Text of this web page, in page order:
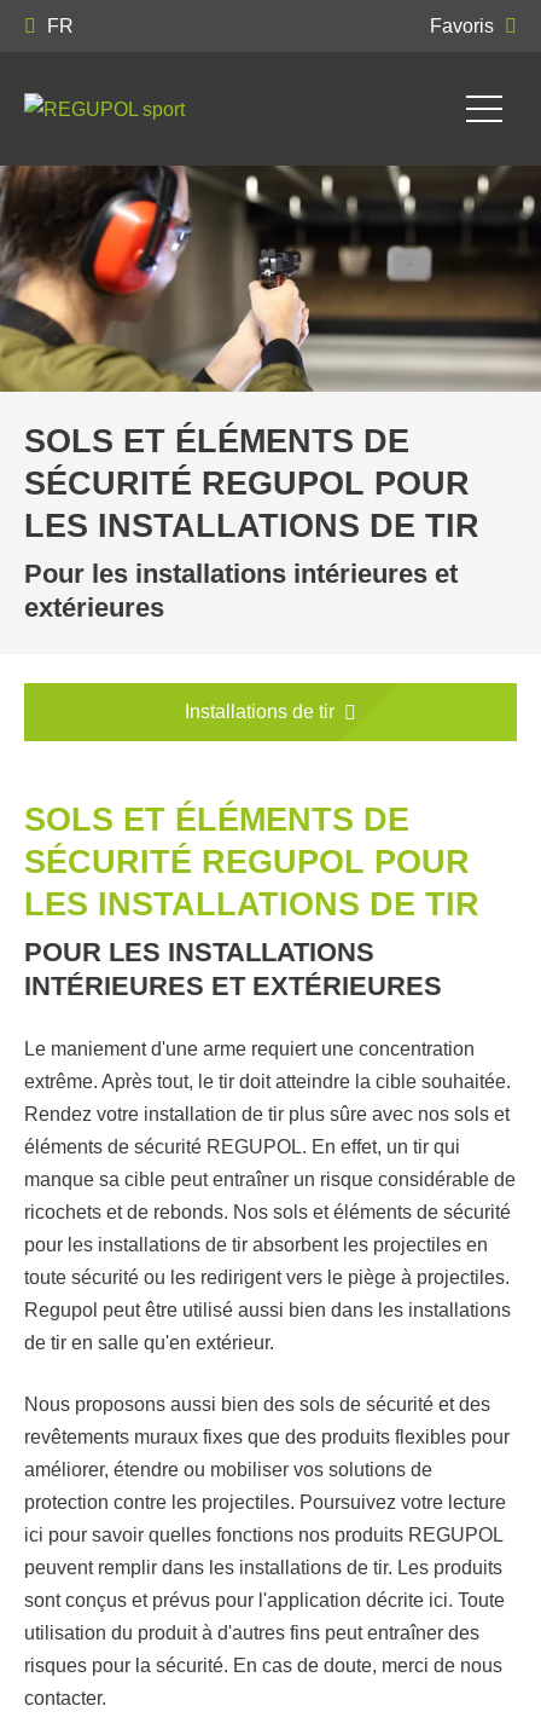
FR Favoris
SOLS ET ÉLÉMENTS DE
SÉCURITÉ REGUPOL POUR
LES INSTALLATIONS DE TIR
Pour les installations intérieures et
extérieures
Installations de tir
SOLS ET ÉLÉMENTS DE
SÉCURITÉ REGUPOL POUR
LES INSTALLATIONS DE TIR
POUR LES INSTALLATIONS
INTÉRIEURES ET EXTÉRIEURES
Le maniement d'une arme requiert une concentration
extrême. Après tout, le tir doit atteindre la cible souhaitée.
Rendez votre installation de tir plus sûre avec nos sols et
éléments de sécurité REGUPOL. En effet, un tir qui
manque sa cible peut entraîner un risque considérable de
ricochets et de rebonds. Nos sols et éléments de sécurité
pour les installations de tir absorbent les projectiles en
toute sécurité ou les redirigent vers le piège à projectiles.
Regupol peut être utilisé aussi bien dans les installations
de tir en salle qu'en extérieur.
Nous proposons aussi bien des sols de sécurité et des
revêtements muraux fixes que des produits flexibles pour
améliorer, étendre ou mobiliser vos solutions de
protection contre les projectiles. Poursuivez votre lecture
ici pour savoir quelles fonctions nos produits REGUPOL
peuvent remplir dans les installations de tir. Les produits
sont conçus et prévus pour l'application décrite ici. Toute
utilisation du produit à d'autres fins peut entraîner des
risques pour la sécurité. En cas de doute, merci de nous
contacter.